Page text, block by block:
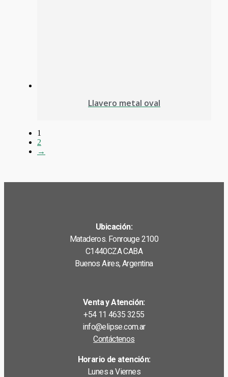
Llavero metal oval
1
2
→
Ubicación:
Mataderos. Fonrouge 2100
C1440CZA CABA
Buenos Aires, Argentina
Venta y Atención:
+54 11 4635 3255
info@elipse.com.ar
Contáctenos
Horario de atención:
Lunes a Viernes